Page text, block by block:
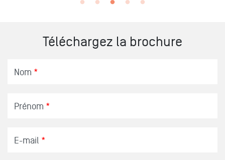
Téléchargez la brochure
Nom *
Prénom *
E-mail *